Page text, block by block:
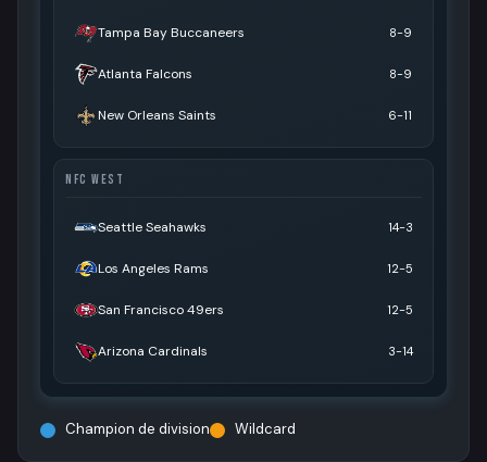
Tampa Bay Buccaneers 8-9
Atlanta Falcons 8-9
New Orleans Saints 6-11
NFC WEST
Seattle Seahawks 14-3
Los Angeles Rams 12-5
San Francisco 49ers 12-5
Arizona Cardinals 3-14
Champion de division Wildcard